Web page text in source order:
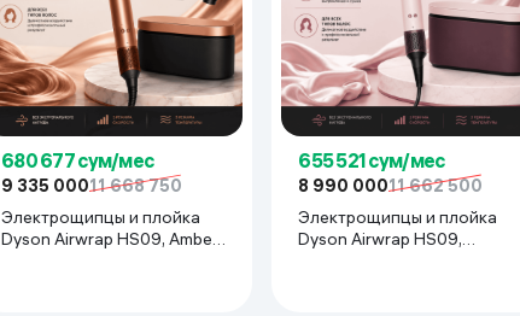
680 677 сум/мес
9 335 00011 668 750
Электрощипцы и плойка
Dyson Airwrap HS09, Amber
655 521 сум/мес
8 990 00011 662 500
Электрощипцы и плойка
Dyson Airwrap HS09,